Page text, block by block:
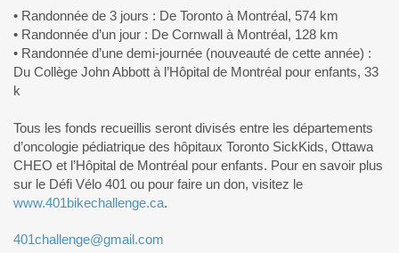
• Randonnée de 3 jours : De Toronto à Montréal, 574 km
• Randonnée d’un jour : De Cornwall à Montréal, 128 km
• Randonnée d’une demi-journée (nouveauté de cette année) :
Du Collège John Abbott à l’Hôpital de Montréal pour enfants, 33
k
Tous les fonds recueillis seront divisés entre les départements
d’oncologie pédiatrique des hôpitaux Toronto SickKids, Ottawa
CHEO et l’Hôpital de Montréal pour enfants. Pour en savoir plus
sur le Défi Vélo 401 ou pour faire un don, visitez le
www.401bikechallenge.ca.
401challenge@gmail.com